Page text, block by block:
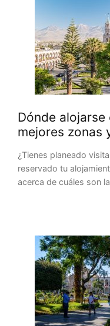
Dónde alojarse
mejores zonas
¿Tienes planeado
reservado tu
acerca de cuáles son